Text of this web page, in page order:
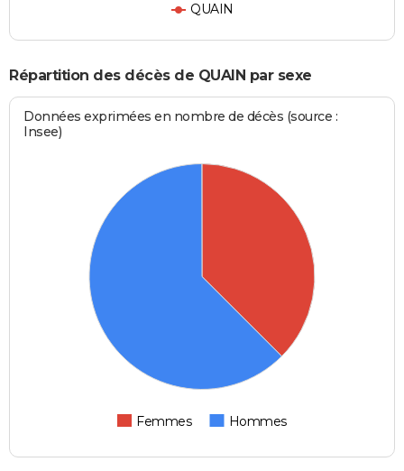
QUAIN
Répartition des décès de QUAIN par sexe
Données exprimées en nombre de décès (source :
Insee)
Femmes Hommes